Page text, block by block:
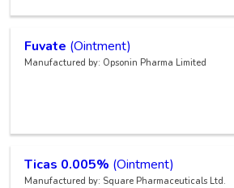
Fuvate (Ointment)
Manufactured by: Opsonin Pharma Limited
Ticas 0.005% (Ointment)
Manufactured by: Square Pharmaceuticals Ltd.